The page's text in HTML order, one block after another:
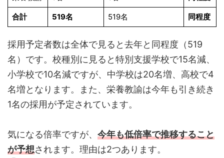
合計 519名 519名 同程度
採用予定者数は全体で見ると去年と同程度（519
名）です。校種別に見ると特別支援学校で15名減、
小学校で10名減ですが、中学校は20名増、高校で4
名増となります。また、栄養教諭は今年も引き続き
1名の採用が予定されています。
気になる倍率ですが、 今年も低倍率で推移すること
が予想されます。理由は2つあります。